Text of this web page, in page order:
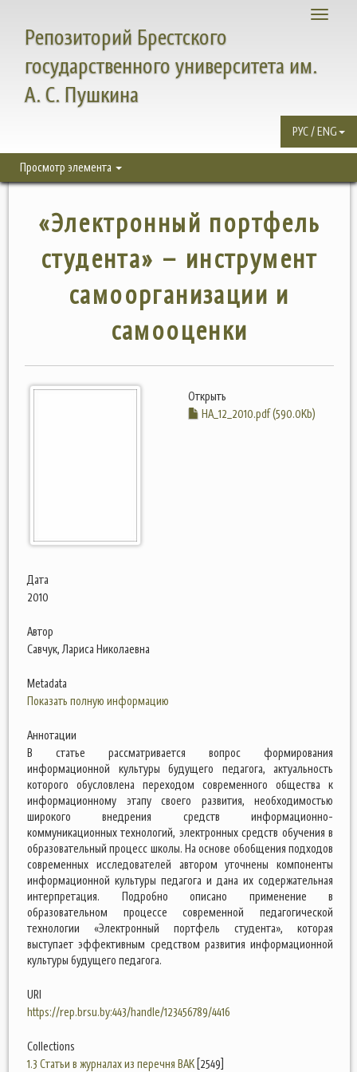
Toggle
Репозиторий Брестского
государственного университета им.
А. С. Пушкина
РУС / ENG
Просмотр элемента
«Электронный портфель
студента» – инструмент
самоорганизации и
самооценки
Открыть
НА_12_2010.pdf (590.0Kb)
Дата
2010
Автор
Савчук, Лариса Николаевна
Metadata
Показать полную информацию
Аннотации
В статье рассматривается вопрос формирования
информационной культуры будущего педагога, актуальность
которого обусловлена переходом современного общества к
информационному этапу своего развития, необходимостью
широкого внедрения средств информационно-
коммуникационных технологий, электронных средств обучения в
образовательный процесс школы. На основе обобщения подходов
современных исследователей автором уточнены компоненты
информационной культуры педагога и дана их содержательная
интерпретация. Подробно описано применение в
образовательном процессе современной педагогической
технологии «Электронный портфель студента», которая
выступает эффективным средством развития информационной
культуры будущего педагога.
URI
https://rep.brsu.by:443/handle/123456789/4416
Collections
1.3 Статьи в журналах из перечня ВАК [2549]